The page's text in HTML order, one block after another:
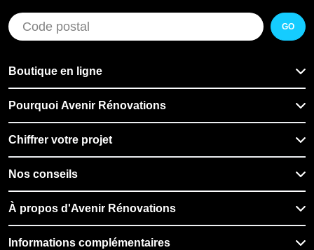
GO
Boutique en ligne
Pourquoi Avenir Rénovations
Chiffrer votre projet
Nos conseils
À propos d'Avenir Rénovations
Informations complémentaires